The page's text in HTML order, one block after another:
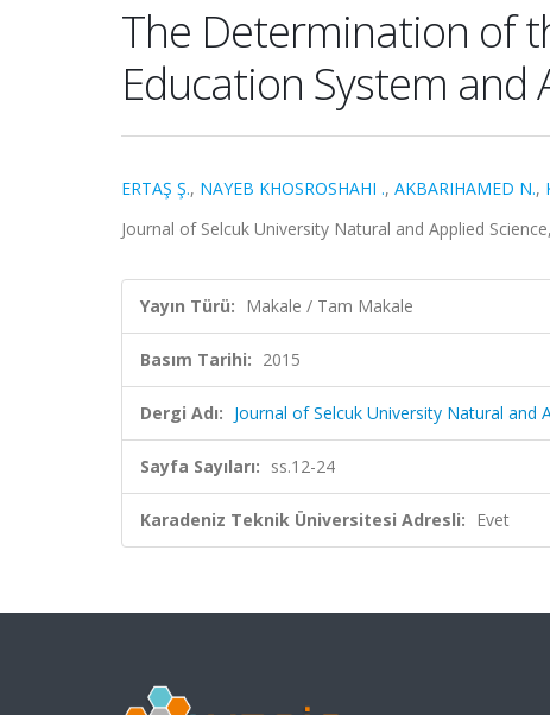
The Determination of
Education System
ERTAŞ Ş., NAYEB KHOSROSHAHI ., AKBARIHAMED N.,
Journal of Selcuk University Natural and Applied
Yayın Türü: Makale / Tam Makale
Basım Tarihi: 2015
Dergi Adı: Journal of Selcuk University Natural and
Sayfa Sayıları: ss.12-24
Karadeniz Teknik Üniversitesi Adresli: Evet